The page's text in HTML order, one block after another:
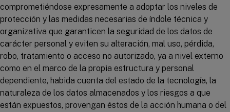
comprometiéndose expresamente a adoptar los niveles de
protección y las medidas necesarias de índole técnica y
organizativa que garanticen la seguridad de los datos de
carácter personal y eviten su alteración, mal uso, pérdida,
robo, tratamiento o acceso no autorizado, ya a nivel externo
como en el marco de la propia estructura y personal
dependiente, habida cuenta del estado de la tecnología, la
naturaleza de los datos almacenados y los riesgos a que
están expuestos, provengan éstos de la acción humana o del